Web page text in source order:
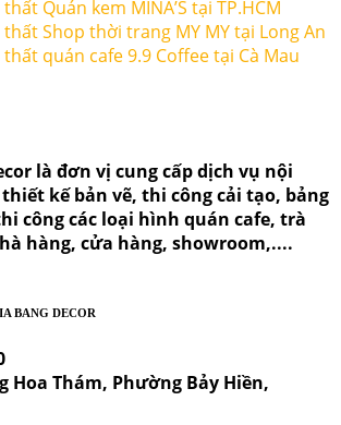
Quán kem MINA’S tại TP.HCM
Shop thời trang MY MY tại Long An
quán cafe 9.9 Coffee tại Cà Mau
là đơn vị cung cấp dịch vụ nội
kế bản vẽ, thi công cải tạo, bảng
công các loại hình quán cafe, trà
hàng, cửa hàng, showroom,....
BANG DECOR
Hoa Thám, Phường Bảy Hiền,